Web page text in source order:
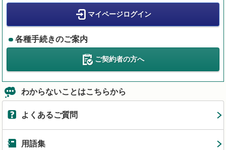
マイページログイン
各種手続きのご案内
ご契約者の方へ
わからないことはこちらから
よくあるご質問
用語集